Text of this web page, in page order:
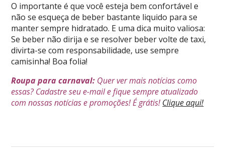
O importante é que você esteja bem confortável e
não se esqueça de beber bastante liquido para se
manter sempre hidratado. E uma dica muito valiosa:
Se beber não dirija e se resolver beber volte de taxi,
divirta-se com responsabilidade, use sempre
camisinha! Boa folia!
Roupa para carnaval: Quer ver mais notícias como
essas? Cadastre seu e-mail e fique sempre atualizado
com nossas notícias e promoções! É grátis!Clique aqui!